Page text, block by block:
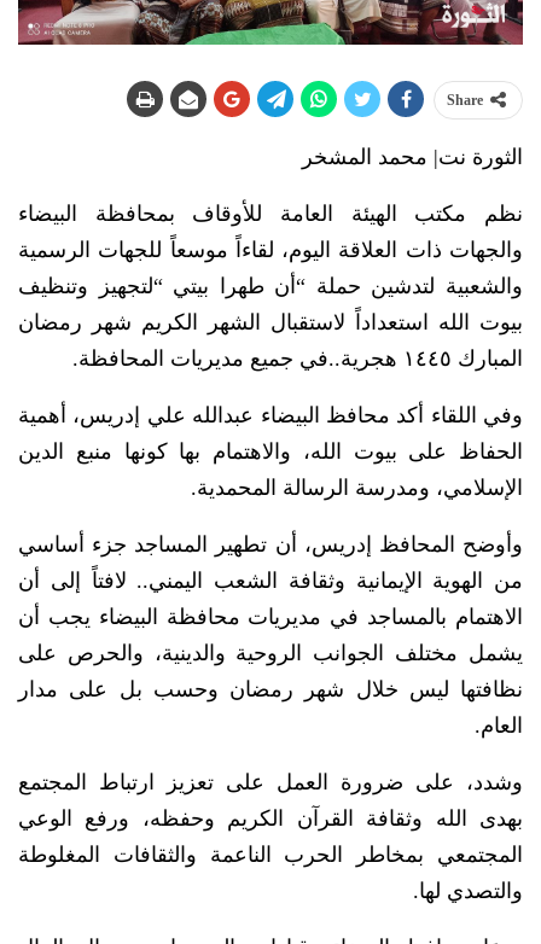
Share
الثورة نت| محمد المشخر
نظم مكتب الهيئة العامة للأوقاف بمحافظة البيضاء
والجهات ذات العلاقة اليوم، لقاءاً موسعاً للجهات الرسمية
والشعبية لتدشين حملة “أن طهرا بيتي “لتجهيز وتنظيف
بيوت الله استعداداً لاستقبال الشهر الكريم شهر رمضان
المبارك ١٤٤٥ هجرية..في جميع مديريات المحافظة.
وفي اللقاء أكد محافظ البيضاء عبدالله علي إدريس، أهمية
الحفاظ على بيوت الله، والاهتمام بها كونها منبع الدين
الإسلامي، ومدرسة الرسالة المحمدية.
وأوضح المحافظ إدريس، أن تطهير المساجد جزء أساسي
من الهوية الإيمانية وثقافة الشعب اليمني.. لافتاً إلى أن
الاهتمام بالمساجد في مديريات محافظة البيضاء يجب أن
يشمل مختلف الجوانب الروحية والدينية، والحرص على
نظافتها ليس خلال شهر رمضان وحسب بل على مدار
العام.
وشدد، على ضرورة العمل على تعزيز ارتباط المجتمع
بهدى الله وثقافة القرآن الكريم وحفظه، ورفع الوعي
المجتمعي بمخاطر الحرب الناعمة والثقافات المغلوطة
والتصدي لها.